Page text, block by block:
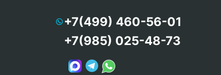
+7(499) 460-56-01
+7(985) 025-48-73